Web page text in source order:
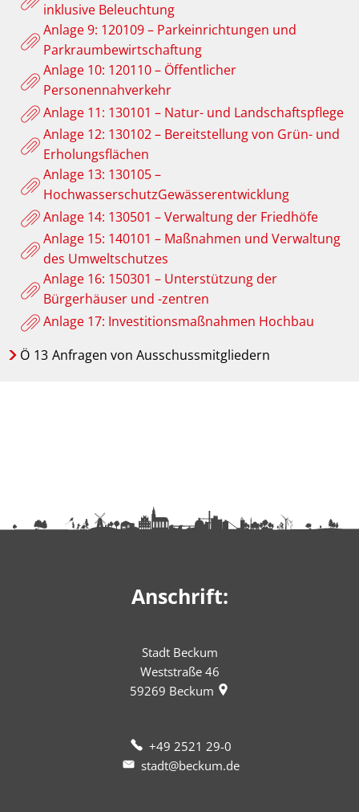
inklusive Beleuchtung
Anlage 9: 120109 – Parkeinrichtungen und
Parkraumbewirtschaftung
Anlage 10: 120110 – Öffentlicher
Personennahverkehr
Anlage 11: 130101 – Natur- und Landschaftspflege
Anlage 12: 130102 – Bereitstellung von Grün- und
Erholungsflächen
Anlage 13: 130105 –
HochwasserschutzGewässerentwicklung
Anlage 14: 130501 – Verwaltung der Friedhöfe
Anlage 15: 140101 – Maßnahmen und Verwaltung
des Umweltschutzes
Anlage 16: 150301 – Unterstützung der
Bürgerhäuser und -zentren
Anlage 17: Investitionsmaßnahmen Hochbau
Ö 13 Anfragen von Ausschussmitgliedern
Anschrift:
Stadt Beckum
Weststraße 46
59269 Beckum
+49 2521 29-0
stadt@beckum.de